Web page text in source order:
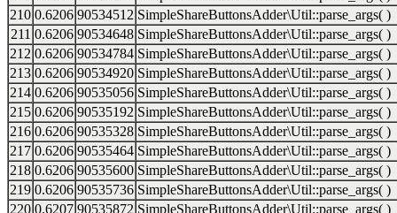
210 0.6206 90534512 SimpleShareButtonsAdder\Util::parse_args( )
211 0.6206 90534648 SimpleShareButtonsAdder\Util::parse_args( )
212 0.6206 90534784 SimpleShareButtonsAdder\Util::parse_args( )
213 0.6206 90534920 SimpleShareButtonsAdder\Util::parse_args( )
214 0.6206 90535056 SimpleShareButtonsAdder\Util::parse_args( )
215 0.6206 90535192 SimpleShareButtonsAdder\Util::parse_args( )
216 0.6206 90535328 SimpleShareButtonsAdder\Util::parse_args( )
217 0.6206 90535464 SimpleShareButtonsAdder\Util::parse_args( )
218 0.6206 90535600 SimpleShareButtonsAdder\Util::parse_args( )
219 0.6206 90535736 SimpleShareButtonsAdder\Util::parse_args( )
220 0.6207 90535872 SimpleShareButtonsAdder\Util::parse_args( )